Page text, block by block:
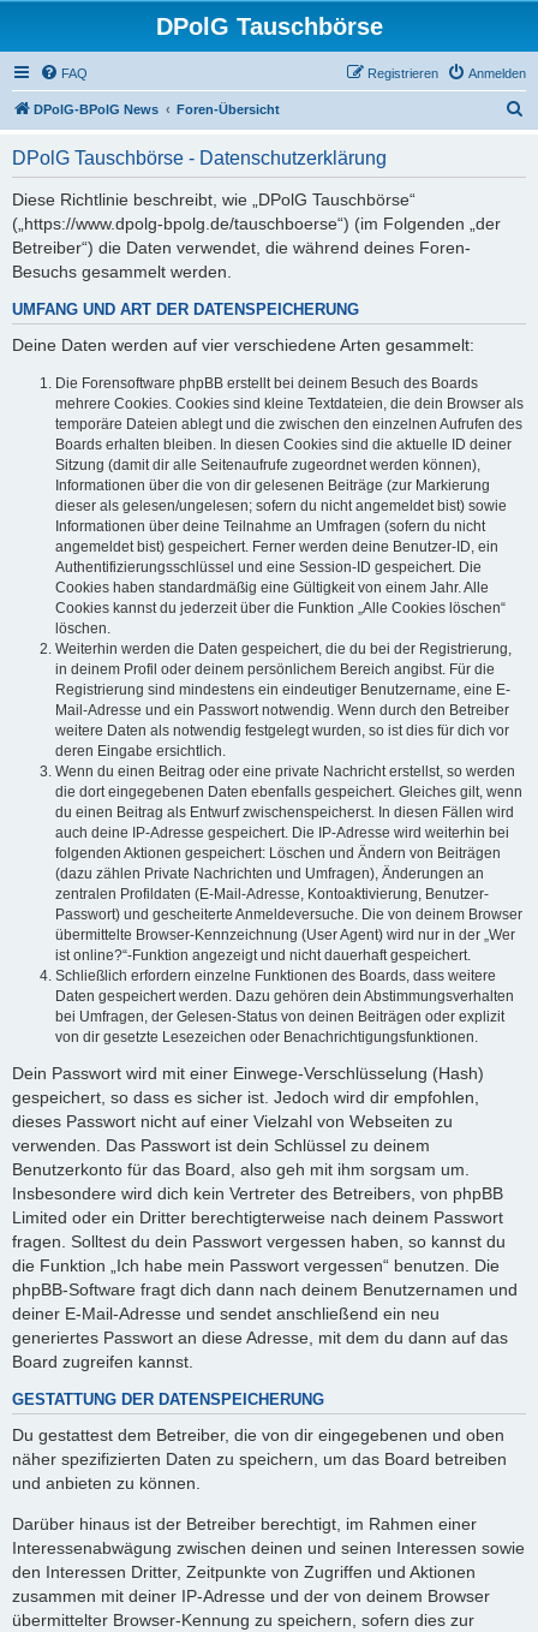
DPolG Tauschbörse
FAQ Anmelden
Registrieren
DPolG-BPolG News Foren-Übersicht
DPolG Tauschbörse - Datenschutzerklärung
Diese Richtlinie beschreibt, wie „DPolG Tauschbörse“
(„https://www.dpolg-bpolg.de/tauschboerse“) (im Folgenden „der
Betreiber“) die Daten verwendet, die während deines Foren-
Besuchs gesammelt werden.
UMFANG UND ART DER DATENSPEICHERUNG
Deine Daten werden auf vier verschiedene Arten gesammelt:
Die Forensoftware phpBB erstellt bei deinem Besuch des Boards
mehrere Cookies. Cookies sind kleine Textdateien, die dein Browser als
temporäre Dateien ablegt und die zwischen den einzelnen Aufrufen des
Boards erhalten bleiben. In diesen Cookies sind die aktuelle ID deiner
Sitzung (damit dir alle Seitenaufrufe zugeordnet werden können),
Informationen über die von dir gelesenen Beiträge (zur Markierung
dieser als gelesen/ungelesen; sofern du nicht angemeldet bist) sowie
Informationen über deine Teilnahme an Umfragen (sofern du nicht
angemeldet bist) gespeichert. Ferner werden deine Benutzer-ID, ein
Authentifizierungsschlüssel und eine Session-ID gespeichert. Die
Cookies haben standardmäßig eine Gültigkeit von einem Jahr. Alle
Cookies kannst du jederzeit über die Funktion „Alle Cookies löschen“
löschen.
Weiterhin werden die Daten gespeichert, die du bei der Registrierung,
in deinem Profil oder deinem persönlichem Bereich angibst. Für die
Registrierung sind mindestens ein eindeutiger Benutzername, eine E-
Mail-Adresse und ein Passwort notwendig. Wenn durch den Betreiber
weitere Daten als notwendig festgelegt wurden, so ist dies für dich vor
deren Eingabe ersichtlich.
Wenn du einen Beitrag oder eine private Nachricht erstellst, so werden
die dort eingegebenen Daten ebenfalls gespeichert. Gleiches gilt, wenn
du einen Beitrag als Entwurf zwischenspeicherst. In diesen Fällen wird
auch deine IP-Adresse gespeichert. Die IP-Adresse wird weiterhin bei
folgenden Aktionen gespeichert: Löschen und Ändern von Beiträgen
(dazu zählen Private Nachrichten und Umfragen), Änderungen an
zentralen Profildaten (E-Mail-Adresse, Kontoaktivierung, Benutzer-
Passwort) und gescheiterte Anmeldeversuche. Die von deinem Browser
übermittelte Browser-Kennzeichnung (User Agent) wird nur in der „Wer
ist online?“-Funktion angezeigt und nicht dauerhaft gespeichert.
Schließlich erfordern einzelne Funktionen des Boards, dass weitere
Daten gespeichert werden. Dazu gehören dein Abstimmungsverhalten
bei Umfragen, der Gelesen-Status von deinen Beiträgen oder explizit
von dir gesetzte Lesezeichen oder Benachrichtigungsfunktionen.
Dein Passwort wird mit einer Einwege-Verschlüsselung (Hash)
gespeichert, so dass es sicher ist. Jedoch wird dir empfohlen,
dieses Passwort nicht auf einer Vielzahl von Webseiten zu
verwenden. Das Passwort ist dein Schlüssel zu deinem
Benutzerkonto für das Board, also geh mit ihm sorgsam um.
Insbesondere wird dich kein Vertreter des Betreibers, von phpBB
Limited oder ein Dritter berechtigterweise nach deinem Passwort
fragen. Solltest du dein Passwort vergessen haben, so kannst du
die Funktion „Ich habe mein Passwort vergessen“ benutzen. Die
phpBB-Software fragt dich dann nach deinem Benutzernamen und
deiner E-Mail-Adresse und sendet anschließend ein neu
generiertes Passwort an diese Adresse, mit dem du dann auf das
Board zugreifen kannst.
GESTATTUNG DER DATENSPEICHERUNG
Du gestattest dem Betreiber, die von dir eingegebenen und oben
näher spezifizierten Daten zu speichern, um das Board betreiben
und anbieten zu können.
Darüber hinaus ist der Betreiber berechtigt, im Rahmen einer
Interessenabwägung zwischen deinen und seinen Interessen sowie
den Interessen Dritter, Zeitpunkte von Zugriffen und Aktionen
zusammen mit deiner IP-Adresse und der von deinem Browser
übermittelter Browser-Kennung zu speichern, sofern dies zur